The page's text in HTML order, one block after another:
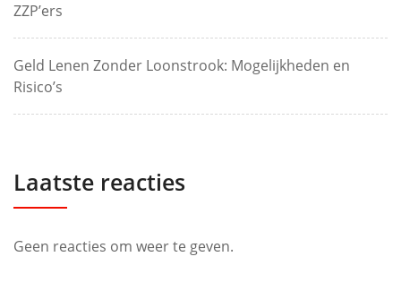
ZZP’ers
Geld Lenen Zonder Loonstrook: Mogelijkheden en
Risico’s
Laatste reacties
Geen reacties om weer te geven.